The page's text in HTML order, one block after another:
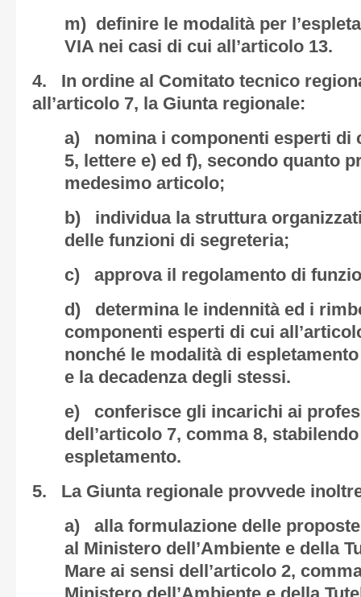
m) definire le modalità per
VIA nei casi di cui all’articolo 13.
4. In ordine al Comitato tecnico
all’articolo 7, la Giunta regionale:
a) nomina i componenti esperti di
5, lettere e) ed f), secondo quanto
medesimo articolo;
b) individua la struttura
delle funzioni di segreteria;
c) approva il regolamento di
d) determina le indennità ed i
componenti esperti di cui
nonché le modalità di
e la decadenza degli stessi.
e) conferisce gli incarichi ai
dell’articolo 7, comma 8,
espletamento.
5. La Giunta regionale provvede
a) alla formulazione delle
al Ministero dell’Ambiente e della
Mare ai sensi dell’articolo 2,